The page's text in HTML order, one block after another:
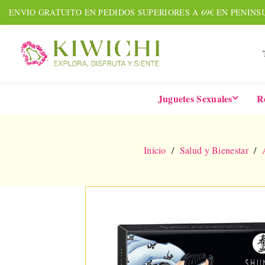
ENVIO GRATUITO EN PEDIDOS SUPERIORES A 69€ EN
Juguetes Sexuales
AMOUR PACK
Set De 7 Piezas
Together &
Six-In-
De
Inicio Salud y Bienestar